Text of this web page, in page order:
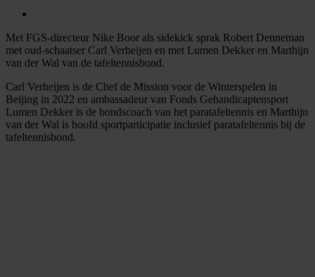
Met FGS-directeur Nike Boor als sidekick sprak Robert Denneman
met oud-schaatser Carl Verheijen en met Lumen Dekker en Marthijn
van der Wal van de tafeltennisbond.
Carl Verheijen is de Chef de Mission voor de Winterspelen in
Beijing in 2022 en ambassadeur van Fonds Gehandicaptensport
Lumen Dekker is de bondscoach van het paratafeltennis en Marthijn
van der Wal is hoofd sportparticipatie inclusief paratafeltennis bij de
tafeltennisbond.